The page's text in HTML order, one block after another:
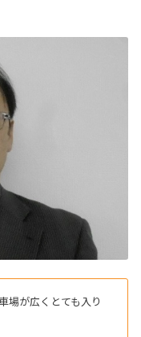
場が広くとても入り